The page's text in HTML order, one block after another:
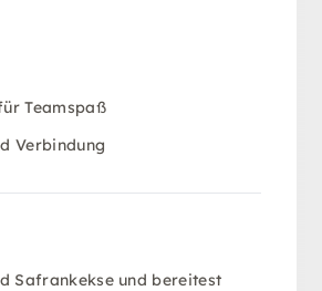
Teamspaß
Verbindung
Safrankekse und bereitest